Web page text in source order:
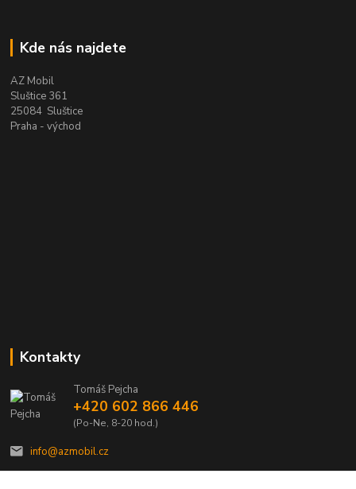
Kde nás najdete
AZ Mobil
Sluštice 361
25084 Sluštice
Praha - východ
Kontakty
Tomáš Pejcha
+420 602 866 446
(Po-Ne, 8-20 hod.)
info@azmobil.cz